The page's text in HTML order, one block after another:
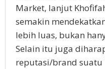
Market, lanjut
semakin
lebih luas, bukan
Selain itu juga
reputasi/brand